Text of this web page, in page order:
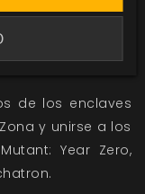
controlar las
de los enclaves
y unirse a los
Mutant: Year Zero,
.